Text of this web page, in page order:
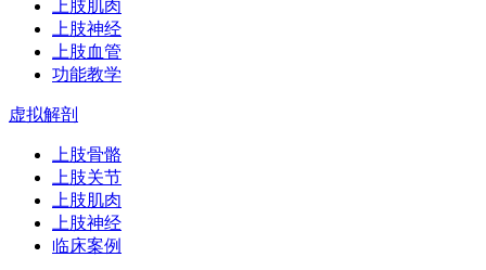
上肢肌肉
上肢神经
上肢血管
功能教学
虚拟解剖
上肢骨骼
上肢关节
上肢肌肉
上肢神经
临床案例